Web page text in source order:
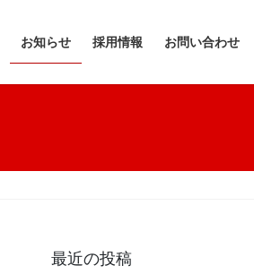
お知らせ 採用情報 お問い合わせ
最近の投稿